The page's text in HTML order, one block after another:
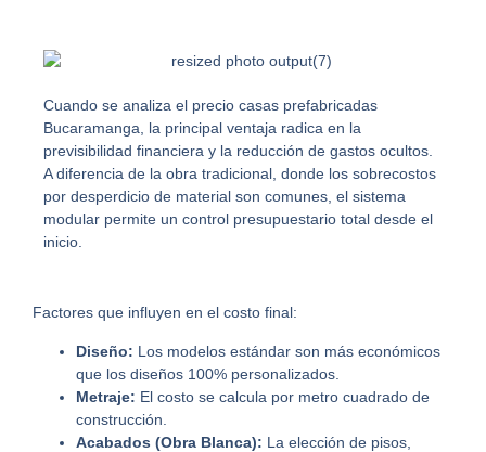
Cuando se analiza el precio casas prefabricadas
Bucaramanga , la principal ventaja radica en la
previsibilidad financiera y la reducción de gastos ocultos.
A diferencia de la obra tradicional, donde los sobrecostos
por desperdicio de material son comunes, el sistema
modular permite un control presupuestario total desde el
inicio.
Factores que influyen en el costo final:
Diseño: Los modelos estándar son más económicos
que los diseños 100% personalizados.
Metraje: El costo se calcula por metro cuadrado de
construcción.
Acabados (Obra Blanca): La elección de pisos,